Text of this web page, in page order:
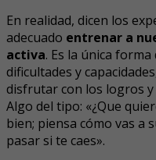
En realidad, dicen los
adecuado entrenar a
activa. Es la única
dificultades y
disfrutar con los logros y
Algo del tipo: «¿Que
bien; piensa cómo vas a
pasar si te caes».